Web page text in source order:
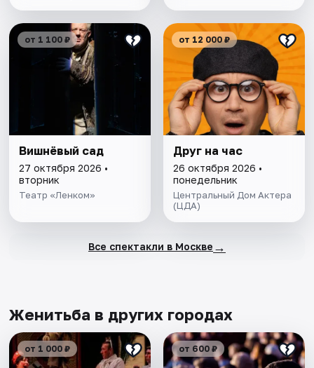
от 1 100 ₽
Вишнёвый сад
27 октября 2026 •
вторник
Театр «Ленком»
от 12 000 ₽
Друг на час
26 октября 2026 •
понедельник
Центральный Дом Актера
(ЦДА)
Все спектакли в Москве →
Женитьба в других городах
от 1 000 ₽ от 600 ₽